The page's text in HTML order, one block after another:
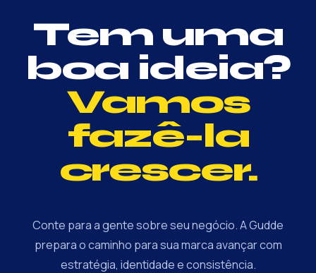
Tem uma
boa ideia?
Vamos
fazê-la
crescer.
Conte para a gente sobre seu negócio. A Gudde
prepara o caminho para sua marca avançar com
estratégia, identidade e consistência.